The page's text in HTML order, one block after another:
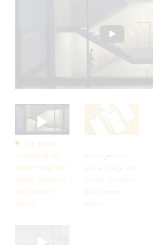
Sie sehen:
Intelligenz ist
keine Frage der
Größe. Sondern
der inneren
Werte.